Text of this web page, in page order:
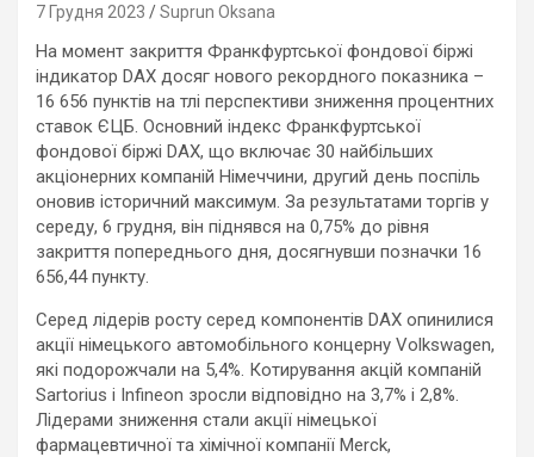
7 Грудня 2023 Suprun Oksana
На момент закриття Франкфуртської фондової біржі
індикатор DAX досяг нового рекордного показника –
16 656 пунктів на тлі перспективи зниження процентних
ставок ЄЦБ. Основний індекс Франкфуртської
фондової біржі DAX, що включає 30 найбільших
акціонерних компаній Німеччини, другий день поспіль
оновив історичний максимум. За результатами торгів у
середу, 6 грудня, він піднявся на 0,75% до рівня
закриття попереднього дня, досягнувши позначки 16
656,44 пункту.
Серед лідерів росту серед компонентів DAX опинилися
акції німецького автомобільного концерну Volkswagen,
які подорожчали на 5,4%. Котирування акцій компаній
Sartorius і Infineon зросли відповідно на 3,7% і 2,8%.
Лідерами зниження стали акції німецької
фармацевтичної та хімічної компанії Merck,